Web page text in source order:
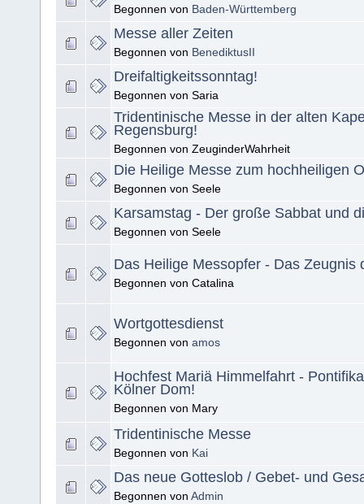
Begonnen von Baden-Württemberg
Messe aller Zeiten
Begonnen von BenediktusII
Dreifaltigkeitssonntag!
Begonnen von Saria
Tridentinische Messe in der alten
Regensburg!
Begonnen von ZeuginderWahrheit
Die Heilige Messe zum hochheiligen
Begonnen von Seele
Karsamstag - Der große Sabbat und
Begonnen von Seele
Das Heilige Messopfer - Das Zeugnis
Begonnen von Catalina
Wortgottesdienst
Begonnen von amos
Hochfest Mariä Himmelfahrt -
Kölner Dom!
Begonnen von Mary
Tridentinische Messe
Begonnen von Kai
Das neue Gotteslob / Gebet- und
Begonnen von Admin